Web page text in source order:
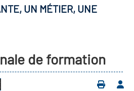
UN MÉTIER, UNE
de formation